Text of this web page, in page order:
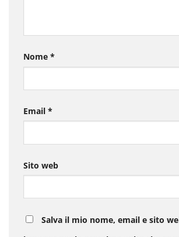
Nome *
Email *
Sito web
Salva il mio nome, email e sito